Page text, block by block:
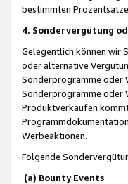
bestimmten
4. Sondervergütung
Gelegentlich können wir
oder alternative
Sonderprogramme oder
Sonderprogramme oder
Produktverkäufen
Werbeaktionen.
Folgende
(a) Bounty Events